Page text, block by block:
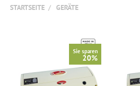
STARTSEITE GERÄTE
Sie sparen
20%